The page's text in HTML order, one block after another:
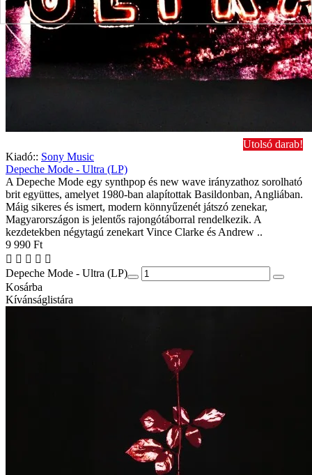
Utolsó darab!
Kiadó:: Sony Music
Depeche Mode - Ultra (LP)
A Depeche Mode egy synthpop és new wave irányzathoz sorolható
brit együttes, amelyet 1980-ban alapítottak Basildonban, Angliában.
Máig sikeres és ismert, modern könnyűzenét játszó zenekar,
Magyarországon is jelentős rajongótáborral rendelkezik. A
kezdetekben négytagú zenekart Vince Clarke és Andrew ..
9 990 Ft
Depeche Mode - Ultra (LP)
Kosárba
Kívánságlistára